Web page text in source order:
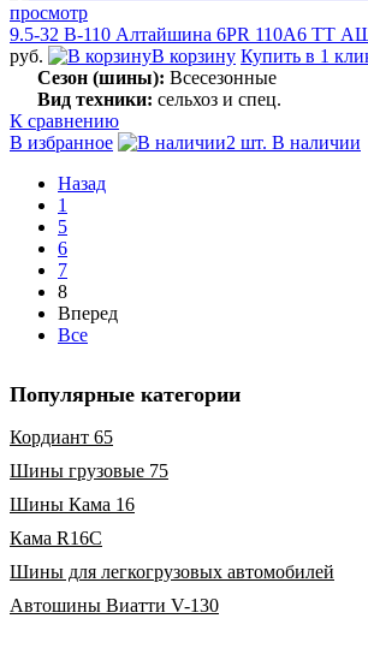
просмотр
9.5-32 В-110 Алтайшина 6PR 110A6 TT
руб.
В корзину Купить в 1
Сезон (шины): Всесезонные
Вид техники: сельхоз и спец.
К сравнению
В избранное
2 шт. В наличии
Назад
1
5
6
7
8
Вперед
Все
Популярные категории
Кордиант 65
Шины грузовые 75
Шины Кама 16
Кама R16C
Шины для легкогрузовых автомобилей
Автошины Виатти V-130